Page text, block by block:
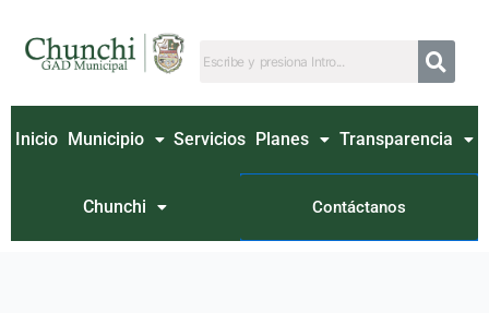
contenido
Inicio Municipio Servicios Planes Transparencia
Chunchi Contáctanos
por: